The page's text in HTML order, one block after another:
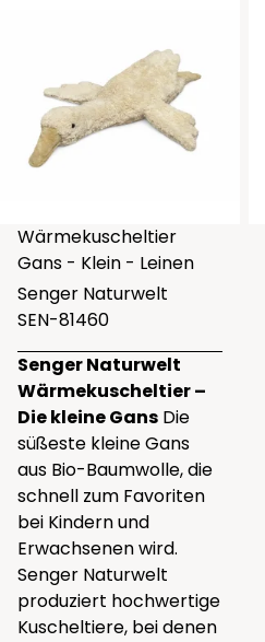
Wärmekuscheltier
Gans - Klein - Leinen
Senger Naturwelt
SEN-81460
Senger Naturwelt
Wärmekuscheltier –
Die kleine Gans Die
süßeste kleine Gans
aus Bio-Baumwolle, die
schnell zum Favoriten
bei Kindern und
Erwachsenen wird.
Senger Naturwelt
produziert hochwertige
Kuscheltiere, bei denen